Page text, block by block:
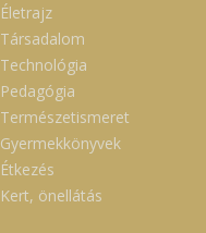
Életrajz
Társadalom
Technológia
Pedagógia
Természetismeret
Gyermekkönyvek
Étkezés
Kert, önellátás